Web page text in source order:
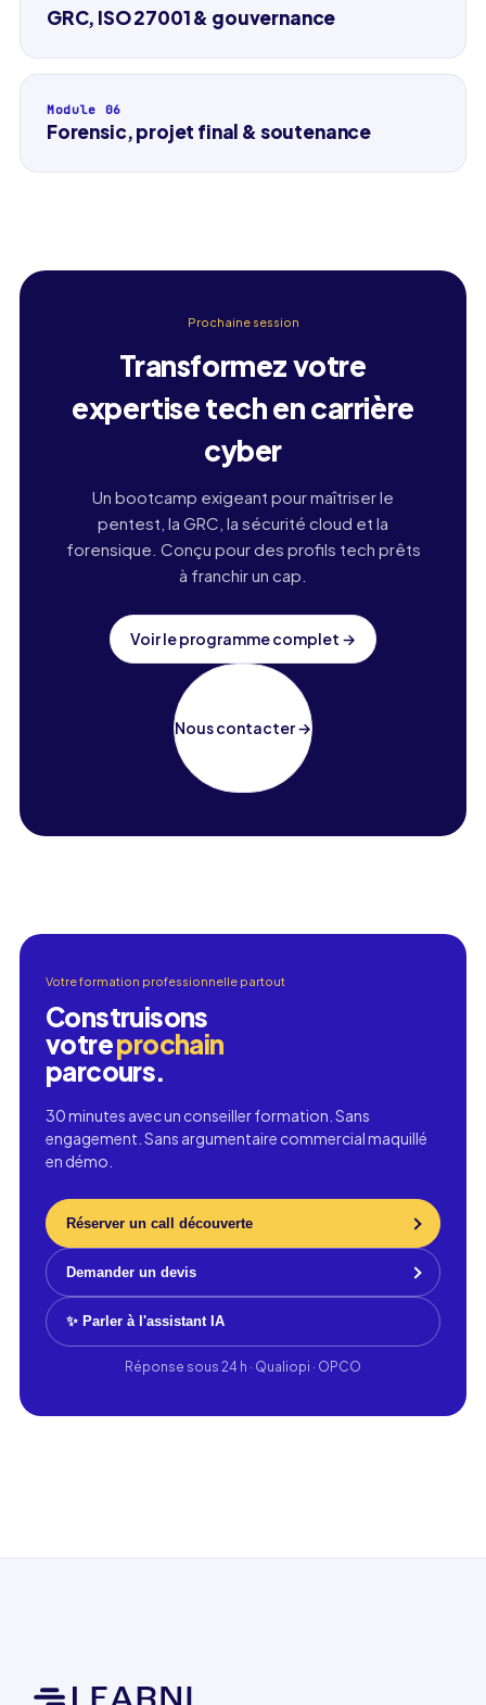
GRC, ISO 27001 & gouvernance
Module 06
Forensic, projet final & soutenance
Prochaine session
Transformez votre
expertise tech en carrière
cyber
Un bootcamp exigeant pour maîtriser le
pentest, la GRC, la sécurité cloud et la
forensique. Conçu pour des profils tech prêts
à franchir un cap.
Voir le programme complet →
Nous contacter→
Votre formation professionnelle partout
Construisons
votreprochain
parcours.
30 minutes avec un conseiller formation. Sans
engagement. Sans argumentaire commercial maquillé
en démo.
Réserver un call découverte
Demander un devis
✨ Parler à l'assistant IA
Réponse sous 24 h · Qualiopi · OPCO